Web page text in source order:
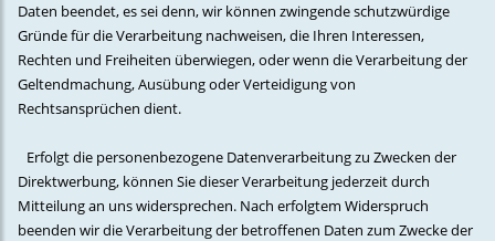
Daten beendet, es sei denn, wir können zwingende schutzwürdige
Gründe für die Verarbeitung nachweisen, die Ihren Interessen,
Rechten und Freiheiten überwiegen, oder wenn die Verarbeitung der
Geltendmachung, Ausübung oder Verteidigung von
Rechtsansprüchen dient.
Erfolgt die personenbezogene Datenverarbeitung zu Zwecken der
Direktwerbung, können Sie dieser Verarbeitung jederzeit durch
Mitteilung an uns widersprechen. Nach erfolgtem Widerspruch
beenden wir die Verarbeitung der betroffenen Daten zum Zwecke der